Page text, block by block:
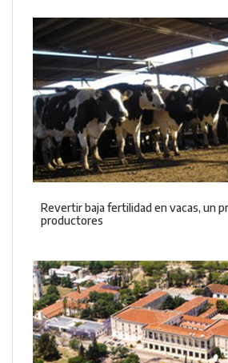
Revertir baja fertilidad en vacas, un
productores